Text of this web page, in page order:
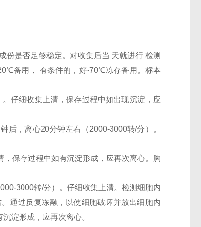
份是否足够稳定。对收集后当 天就进行 检测
备用， 有条件的，好-70℃冻存备用。标本
仔细收集上清，保存过程中如出现沉淀，应
后，离心20分钟左右（2000-3000转/分）。
保存过程中如有沉淀形成，应再次离心。胸
3000转/分）。仔细收集上清。检测细胞内
通过反复冻融，以使细胞破坏并放出细胞内
淀形成，应再次离心。